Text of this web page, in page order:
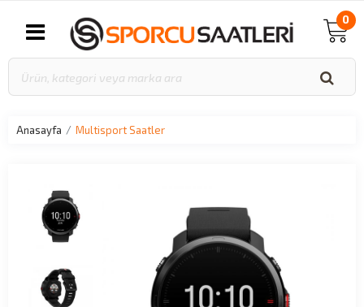
0
Anasayfa Multisport Saatler